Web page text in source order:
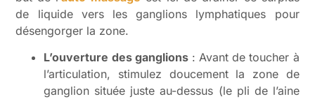
de liquide vers les ganglions lymphatiques pour
désengorger la zone.
L’ouverture des ganglions: Avant de toucher à
l’articulation, stimulez doucement la zone de
ganglion située juste au-dessus (le pli de l’aine